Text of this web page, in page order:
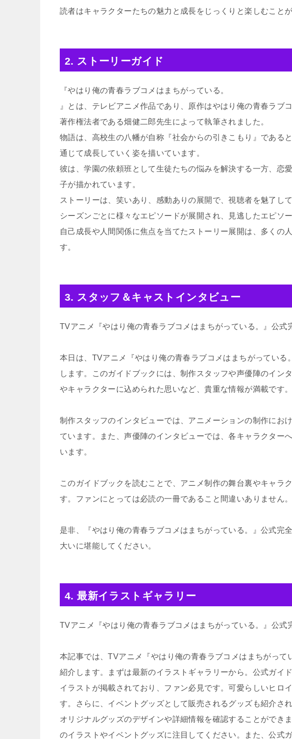
読者はキャラクターたちの魅力と成長をじっくりと楽しむことが
2. ストーリーガイド
『やはり俺の青春ラブコメはまちがっている。
』とは、テレビアニメ作品であり、原作はやはり俺の青春ラブ
著作権法者である畑健二郎先生によって執筆されました。
物語は、高校生の八幡が自称『社会からの引きこもり』である
通じて成長していく姿を描いています。
彼は、学園の依頼班として生徒たちの悩みを解決する一方、恋
子が描かれています。
ストーリーは、笑いあり、感動ありの展開で、視聴者を魅了して
シーズンごとに様々なエピソードが展開され、見逃したエピソ
自己成長や人間関係に焦点を当てたストーリー展開は、多くの
す。
3. スタッフ＆キャストインタビュー
TVアニメ『やはり俺の青春ラブコメはまちがっている。』公式
本日は、TVアニメ『やはり俺の青春ラブコメはまちがってい
します。このガイドブックには、制作スタッフや声優陣のイン
やキャラクターに込められた思いなど、貴重な情報が満載です。
制作スタッフのインタビューでは、アニメーションの制作にお
ています。また、声優陣のインタビューでは、各キャラクター
います。
このガイドブックを読むことで、アニメ制作の舞台裏やキャラ
す。ファンにとっては必読の一冊であること間違いありません。
是非、『やはり俺の青春ラブコメはまちがっている。』公式完
大いに堪能してください。
4. 最新イラストギャラリー
TVアニメ『やはり俺の青春ラブコメはまちがっている。』公式
本記事では、TVアニメ『やはり俺の青春ラブコメはまちがっ
紹介します。まずは最新のイラストギャラリーから。公式ガイ
イラストが掲載されており、ファン必見です。可愛らしいヒロ
す。さらに、イベントグッズとして販売されるグッズも紹介さ
オリジナルグッズのデザインや詳細情報を確認することができ
のイラストやイベントグッズに注目してください。また、公式